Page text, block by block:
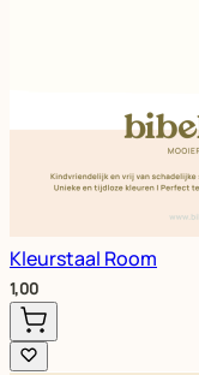
Kleurstaal Room
1,00